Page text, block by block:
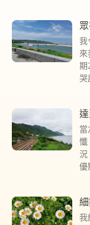
我
來
期
哭
當
懺
況
優
我